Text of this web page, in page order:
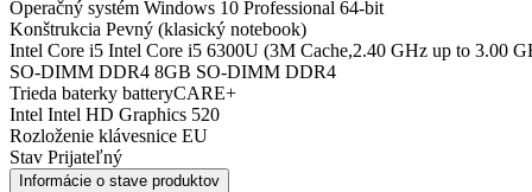
Operačný systém Windows 10 Professional 64-bit
Konštrukcia Pevný (klasický notebook)
Intel Core i5 Intel Core i5 6300U (3M Cache,2.40 GHz up to 3.00
SO-DIMM DDR4 8GB SO-DIMM DDR4
Trieda baterky batteryCARE+
Intel Intel HD Graphics 520
Rozloženie klávesnice EU
Stav Prijateľný
Informácie o stave produktov